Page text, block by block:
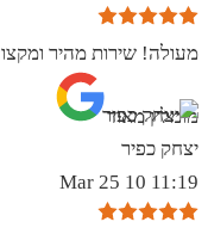
מעולה! שירות מהיר
מומלץ מאוד
יצחק כפיר
11:19 10 Mar 25